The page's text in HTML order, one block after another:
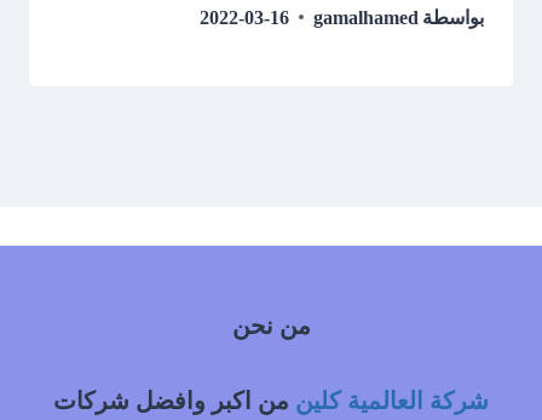
بواسطة gamalhamed
2022-03-16
من نحن
شركة العالمية كلين من اكبر وافضل شركات